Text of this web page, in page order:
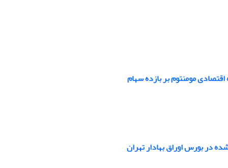
مومنتوم بر بازده سهام
در بورس اوراق بهادار تهران